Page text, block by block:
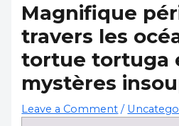
Magnifique
travers les
tortue tortuga
mystères
Leave a Comment /
f
o
r